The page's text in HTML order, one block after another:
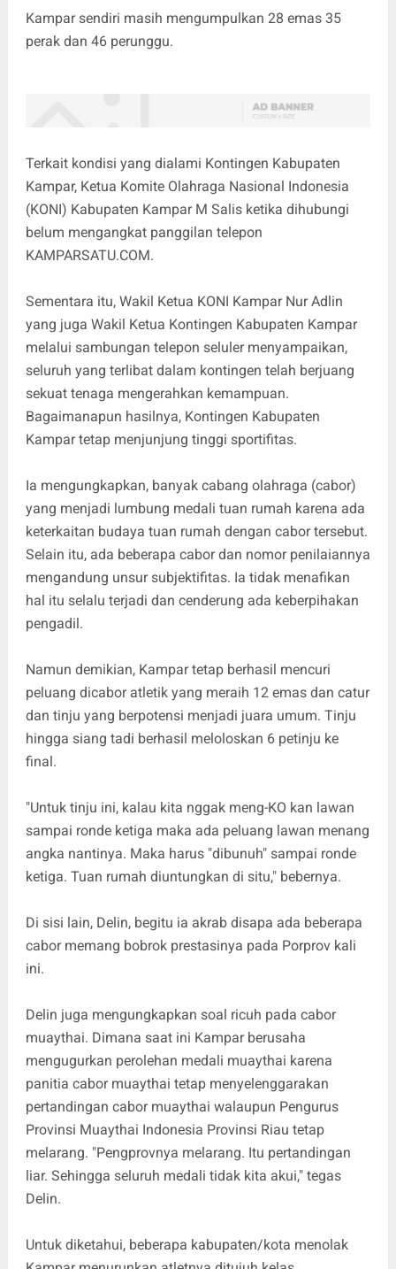
Kampar sendiri masih mengumpulkan 28 emas 35
perak dan 46 perunggu.
Terkait kondisi yang dialami Kontingen Kabupaten
Kampar, Ketua Komite Olahraga Nasional Indonesia
(KONI) Kabupaten Kampar M Salis ketika dihubungi
belum mengangkat panggilan telepon
KAMPARSATU.COM.
Sementara itu, Wakil Ketua KONI Kampar Nur Adlin
yang juga Wakil Ketua Kontingen Kabupaten Kampar
melalui sambungan telepon seluler menyampaikan,
seluruh yang terlibat dalam kontingen telah berjuang
sekuat tenaga mengerahkan kemampuan.
Bagaimanapun hasilnya, Kontingen Kabupaten
Kampar tetap menjunjung tinggi sportifitas.
Ia mengungkapkan, banyak cabang olahraga (cabor)
yang menjadi lumbung medali tuan rumah karena ada
keterkaitan budaya tuan rumah dengan cabor tersebut.
Selain itu, ada beberapa cabor dan nomor penilaiannya
mengandung unsur subjektifitas. Ia tidak menafikan
hal itu selalu terjadi dan cenderung ada keberpihakan
pengadil.
Namun demikian, Kampar tetap berhasil mencuri
peluang dicabor atletik yang meraih 12 emas dan catur
dan tinju yang berpotensi menjadi juara umum. Tinju
hingga siang tadi berhasil meloloskan 6 petinju ke
final.
"Untuk tinju ini, kalau kita nggak meng-KO kan lawan
sampai ronde ketiga maka ada peluang lawan menang
angka nantinya. Maka harus "dibunuh" sampai ronde
ketiga. Tuan rumah diuntungkan di situ," bebernya.
Di sisi lain, Delin, begitu ia akrab disapa ada beberapa
cabor memang bobrok prestasinya pada Porprov kali
ini.
Delin juga mengungkapkan soal ricuh pada cabor
muaythai. Dimana saat ini Kampar berusaha
mengugurkan perolehan medali muaythai karena
panitia cabor muaythai tetap menyelenggarakan
pertandingan cabor muaythai walaupun Pengurus
Provinsi Muaythai Indonesia Provinsi Riau tetap
melarang. "Pengprovnya melarang. Itu pertandingan
liar. Sehingga seluruh medali tidak kita akui," tegas
Delin.
Untuk diketahui, beberapa kabupaten/kota menolak